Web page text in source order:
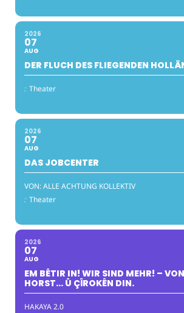
2026
07
AUG
DER FLUCH DES FLIEGENDEN
: Theater
2026
07
AUG
DAS JOBCENTER
VON: ALLE ACHTUNG KOLLEKTIV
: Theater
2026
07
AUG
EM BÊTIR IN! WIR SIND MEHR! –
HORST… Û ÇÎROKÊN DIN.
HAKAYA 2.0